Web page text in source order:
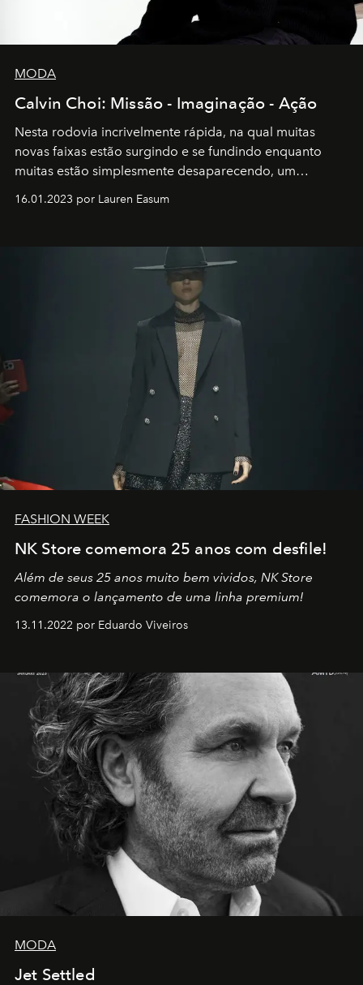
MODA
Calvin Choi: Missão - Imaginação - Ação
Nesta rodovia incrivelmente rápida, na qual muitas
novas faixas estão surgindo e se fundindo enquanto
muitas estão simplesmente desaparecendo, um
transportador AMTD abrindo caminho para muitos
por propósitos, com um claro senso de missão na vida e
16.01.2023 por Lauren Easum
FASHION WEEK
NK Store comemora 25 anos com desfile!
Além de seus 25 anos muito bem vividos, NK Store
comemora o lançamento de uma linha premium!
13.11.2022 por Eduardo Viveiros
MODA
Jet Settled